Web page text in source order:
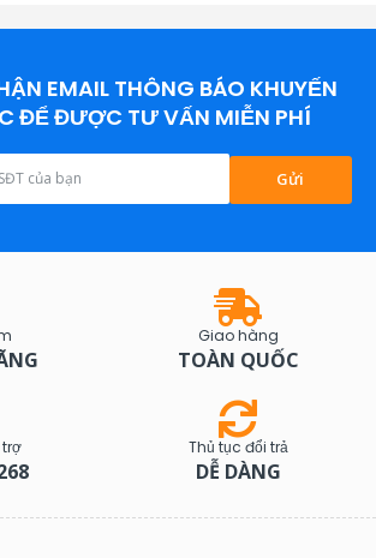
EMAIL THÔNG BÁO KHUYẾN
ĐỂ ĐƯỢC TƯ VẤN MIỄN PHÍ
Gửi
Giao hàng
TOÀN QUỐC
trợ Thủ tục đổi trả
DỄ DÀNG